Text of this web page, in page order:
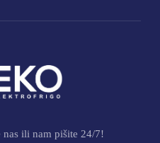
nas ili nam pišite 24/7!